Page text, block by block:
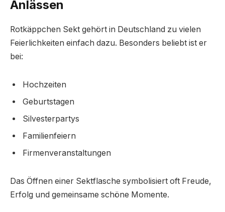
Anlässen
Rotkäppchen Sekt gehört in Deutschland zu vielen
Feierlichkeiten einfach dazu. Besonders beliebt ist er
bei:
Hochzeiten
Geburtstagen
Silvesterpartys
Familienfeiern
Firmenveranstaltungen
Das Öffnen einer Sektflasche symbolisiert oft Freude,
Erfolg und gemeinsame schöne Momente.